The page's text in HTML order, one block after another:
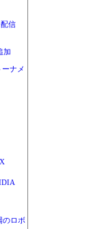
信
加
ナメ
のロボ